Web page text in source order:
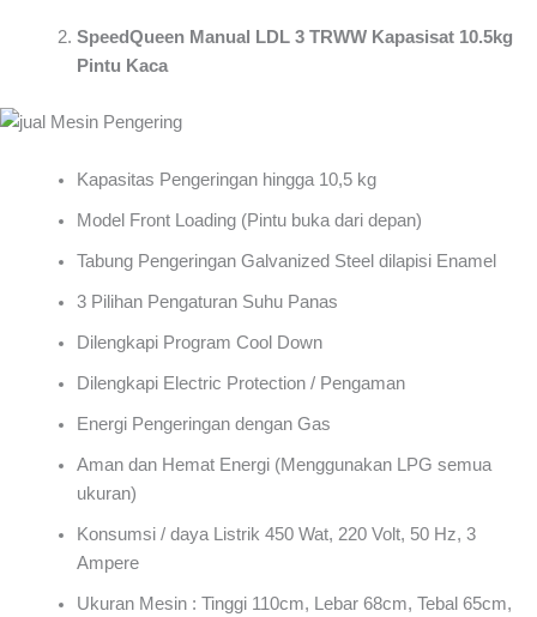
SpeedQueen Manual LDL 3 TRWW Kapasisat 10.5kg
Pintu Kaca
Kapasitas Pengeringan hingga 10,5 kg
Model Front Loading (Pintu buka dari depan)
Tabung Pengeringan Galvanized Steel dilapisi Enamel
3 Pilihan Pengaturan Suhu Panas
Dilengkapi Program Cool Down
Dilengkapi Electric Protection / Pengaman
Energi Pengeringan dengan Gas
Aman dan Hemat Energi (Menggunakan LPG semua
ukuran)
Konsumsi / daya Listrik 450 Wat, 220 Volt, 50 Hz, 3
Ampere
Ukuran Mesin : Tinggi 110cm, Lebar 68cm, Tebal 65cm,